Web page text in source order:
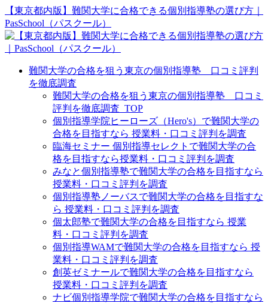
【東京都内版】難関大学に合格できる個別指導塾の選び方｜
PasSchool（パスクール）
難関大学の合格を狙う東京の個別指導塾 口コミ評判
を徹底調査
難関大学の合格を狙う東京の個別指導塾 口コミ
評判を徹底調査_TOP
個別指導学院ヒーローズ（Hero's）で難関大学の
合格を目指すなら 授業料・口コミ評判を調査
臨海セミナー 個別指導セレクトで難関大学の合
格を目指すなら授業料・口コミ評判を調査
みなと個別指導塾で難関大学の合格を目指すなら
授業料・口コミ評判を調査
個別指導塾ノーバスで難関大学の合格を目指すな
ら 授業料・口コミ評判を調査
個太郎塾で難関大学の合格を目指すなら 授業
料・口コミ評判を調査
個別指導WAMで難関大学の合格を目指すなら 授
業料・口コミ評判を調査
創英ゼミナールで難関大学の合格を目指すなら
授業料・口コミ評判を調査
ナビ個別指導学院で難関大学の合格を目指すなら